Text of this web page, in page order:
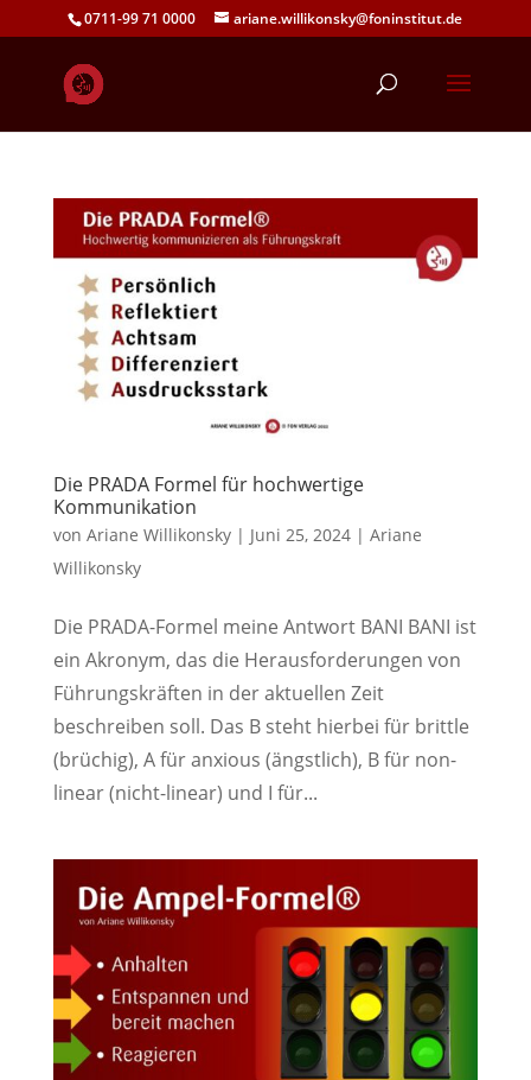
0711-99 71 0000 ariane.willikonsky@foninstitut.de
Die PRADA Formel für hochwertige
Kommunikation
von Ariane Willikonsky| Juni 25, 2024| Ariane
Willikonsky
Die PRADA-Formel meine Antwort BANI BANI ist
ein Akronym, das die Herausforderungen von
Führungskräften in der aktuellen Zeit
beschreiben soll. Das B steht hierbei für brittle
(brüchig), A für anxious (ängstlich), B für non-
linear (nicht-linear) und I für...